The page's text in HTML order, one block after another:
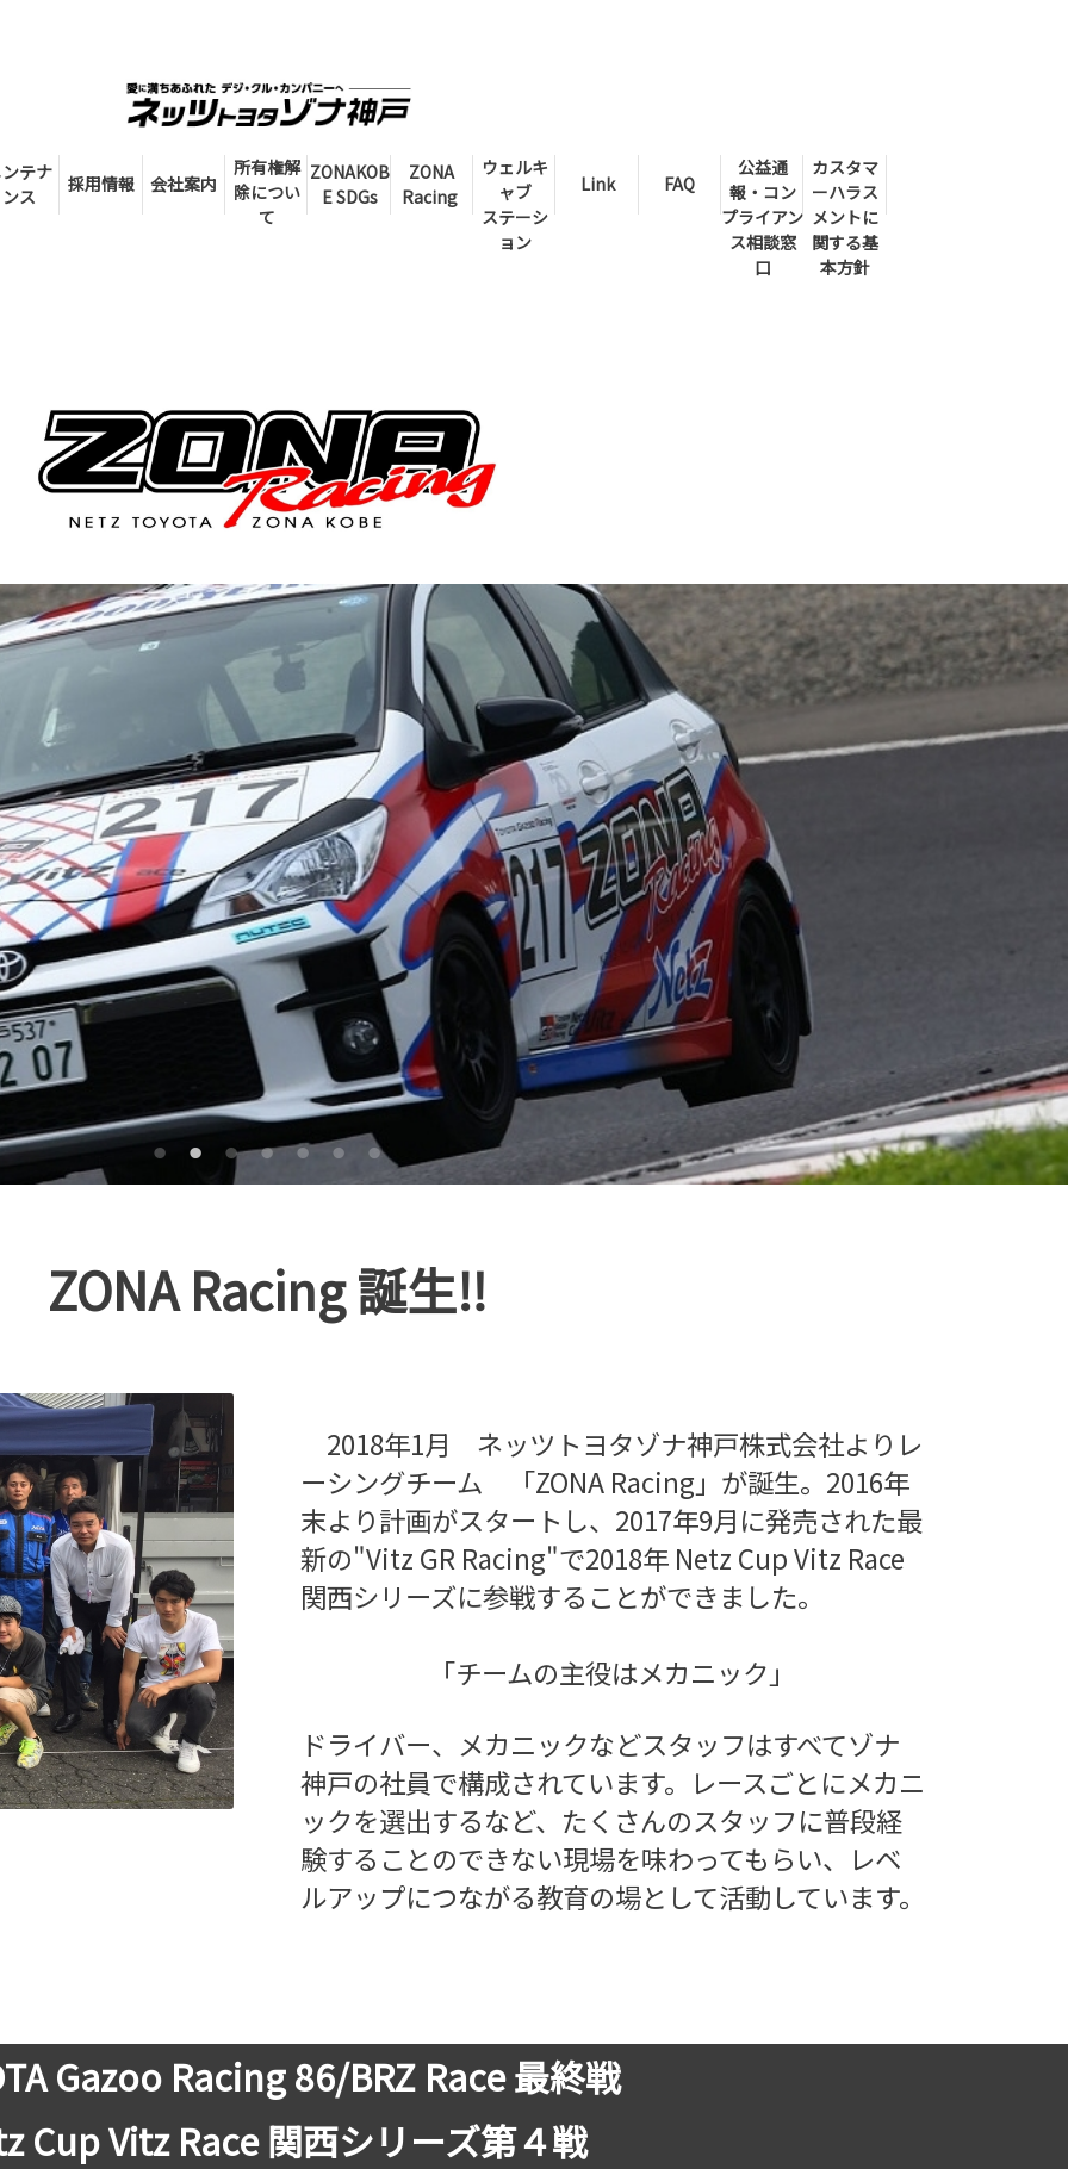
テナ
ンス
採用情報 会社案内
所有権解
除につい
て
ZONAKOB
E SDGs
ZONA
Racing
ウェルキ
ャブ
ステーシ
ョン
Link FAQ
公益通
報・コン
プライアン
ス相談窓
口
カスタマ
ーハラス
メントに
関する基
本方針
ZONA Racing 誕生‼
2018年1月 ネッツトヨタゾナ神戸株式会社よりレ
ーシングチーム 「ZONA Racing」が誕生。2016年
末より計画がスタートし、2017年9月に発売された最
新の"Vitz GR Racing"で2018年 Netz Cup Vitz Race
関西シリーズに参戦することができました。
「チームの主役はメカニック」
ドライバー、メカニックなどスタッフはすべてゾナ
神戸の社員で構成されています。 レースごとにメカニ
ックを選出するなど、たくさんのスタッフに普段経
験することのできない現場を味わってもらい、レベ
ルアップにつながる教育の場として活動しています。
Gazoo Racing 86/BRZ Race 最終戦
Cup Vitz Race 関西シリーズ第４戦